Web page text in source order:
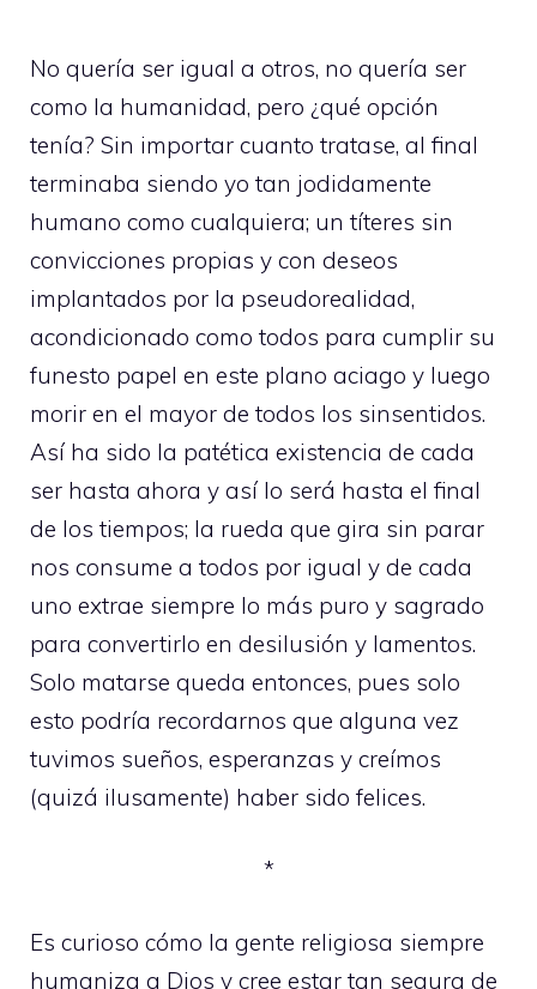
No quería ser igual a otros, no quería ser
como la humanidad, pero ¿qué opción
tenía? Sin importar cuanto tratase, al final
terminaba siendo yo tan jodidamente
humano como cualquiera; un títeres sin
convicciones propias y con deseos
implantados por la pseudorealidad,
acondicionado como todos para cumplir su
funesto papel en este plano aciago y luego
morir en el mayor de todos los sinsentidos.
Así ha sido la patética existencia de cada
ser hasta ahora y así lo será hasta el final
de los tiempos; la rueda que gira sin parar
nos consume a todos por igual y de cada
uno extrae siempre lo más puro y sagrado
para convertirlo en desilusión y lamentos.
Solo matarse queda entonces, pues solo
esto podría recordarnos que alguna vez
tuvimos sueños, esperanzas y creímos
(quizá ilusamente) haber sido felices.
*
Es curioso cómo la gente religiosa siempre
humaniza a Dios y cree estar tan segura de